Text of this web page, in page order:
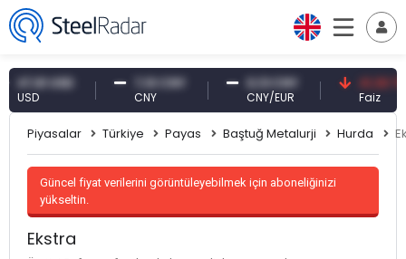
USD 7,10 CNY
CNY
0,13 CNY
CNY/EUR
41,30 TRY
Faiz
Piyasalar Türkiye Payas Baştuğ Metalurji Hurda
Güncel fiyat verilerini görüntüleyebilmek için aboneliğinizi
yükseltin.
Ekstra